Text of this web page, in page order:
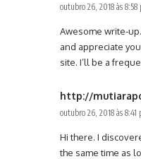
outubro 26, 2018 às 8:58
Awesome write-
and appreciate
site. I’ll be a
http://
outubro 26, 2018 às 8:41
Hi there. I
the same time as